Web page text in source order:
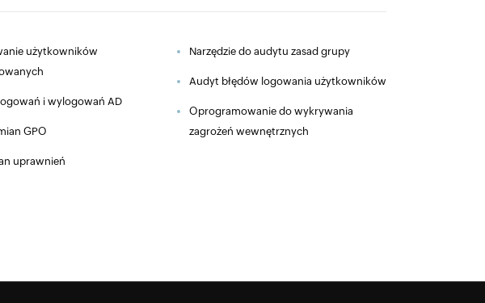
użytkowników
i wylogowań AD
GPO
uprawnień
Narzędzie do audytu zasad grupy
Audyt błędów logowania użytkowników
Oprogramowanie do wykrywania
zagrożeń wewnętrznych